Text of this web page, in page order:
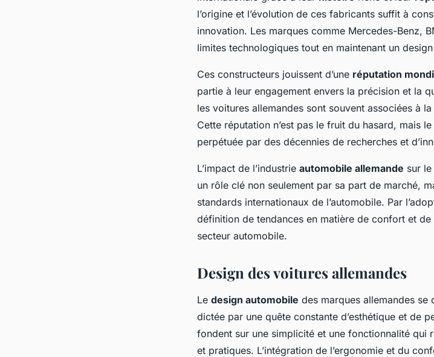
l’origine et l’évolution de ces fabricants suffit à
innovation. Les marques comme Mercedes-Benz,
limites technologiques tout en maintenant un
Ces constructeurs jouissent d’une réputation
partie à leur engagement envers la précision et la
les voitures allemandes sont souvent associées à
Cette réputation n’est pas le fruit du hasard, mais
perpétuée par des décennies de recherches et
L’impact de l’industrie automobile allemande sur
un rôle clé non seulement par sa part de marché,
standards internationaux de l’automobile. Par
définition de tendances en matière de confort et
secteur automobile.
Design des voitures allemandes
Le design automobile des marques allemandes
dictée par une quête constante d’esthétique et de
fondent sur une simplicité et une fonctionnalité qui
et pratiques. L’intégration de l’ergonomie et du